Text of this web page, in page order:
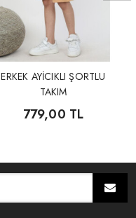
ERKEK AYİCIKLI ŞORTLU
TAKIM
779,00 TL